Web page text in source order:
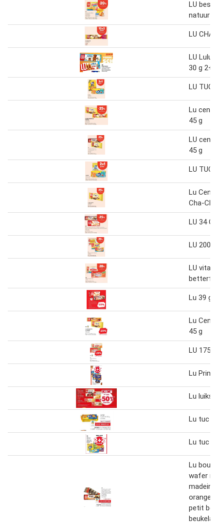
LU
natuur
LU
LU Lulu
30 g
LU TUC
Lu cent
45 g
LU cent
45 g
LU TUC
Lu Cent
Cha-Cha
LU 34 G
LU 200 -
LU
Lu 39 g
Lu Cent
45 g
LU 175 g
Lu Prince
Lu
Lu tuc
Lu tuc
Lu
wafer
madeira,
orange,
petit